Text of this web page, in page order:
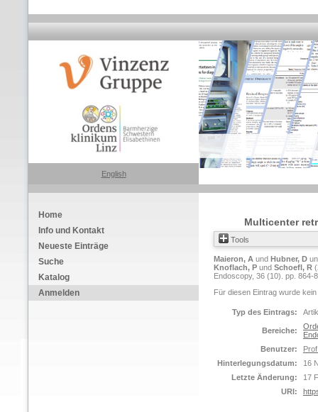
English
Home
Info und Kontakt
Neueste Einträge
Suche
Katalog
Anmelden
Multicenter
Tools
Maieron, A und Hubner, D
Knoflach, P und Schoefl, R
Endoscopy, 36 (10). pp. 864-
Für diesen Eintrag wurde
Typ des Eintrags:
Bereiche:
Benutzer:
Hinterlegungsdatum:
16
Letzte Änderung:
17
URI: